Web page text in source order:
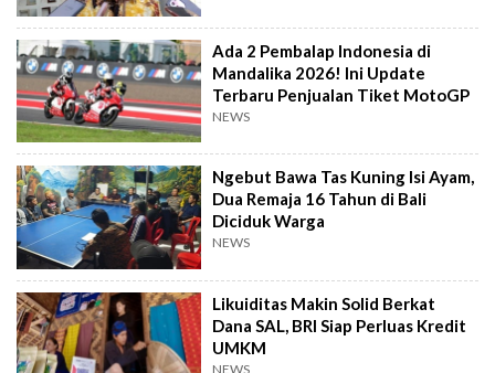
Ada 2 Pembalap Indonesia di
Mandalika 2026! Ini Update
Terbaru Penjualan Tiket MotoGP
NEWS
Ngebut Bawa Tas Kuning Isi Ayam,
Dua Remaja 16 Tahun di Bali
Diciduk Warga
NEWS
Likuiditas Makin Solid Berkat
Dana SAL, BRI Siap Perluas Kredit
UMKM
NEWS